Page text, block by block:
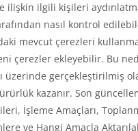
ilgili kişileri
nasıl kontrol
mevcut çerezleri
çerezler ekleyebilir. Bu
üzerinde gerçekleştirilmiş
kazanır. Son
İşleme Amaçları,
ve Hangi Amaçla